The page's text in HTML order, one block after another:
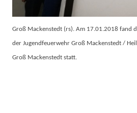
Groß Mackenstedt (rs). Am 17.01.2018 fand
der Jugendfeuerwehr Groß Mackenstedt /
Groß Mackenstedt statt.